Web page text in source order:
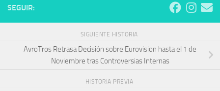
SEGUIR:
SIGUIENTE HISTORIA
AvroTros Retrasa Decisión sobre Eurovision hasta el 1 de
Noviembre tras Controversias Internas
HISTORIA PREVIA